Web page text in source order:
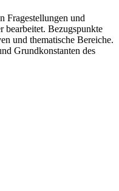
Fragestellungen und
bearbeitet. Bezugspunkte
und thematische Bereiche.
Grundkonstanten des